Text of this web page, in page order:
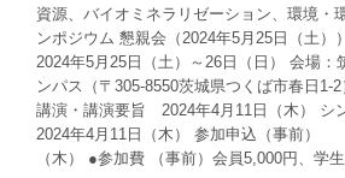
資源、バイオミネラリゼーション、環境・
ンポジウム 懇親会（2024年5月25日（土）
2024年5月25日（土）～26日（日） 会場：
ンパス（〒305-8550茨城県つくば市春日1-
講演・講演要旨 2024年4月11日（木
2024年4月11日（木） 参加申込（事前）
（木） ●参加費 （事前）会員5,000円、学生